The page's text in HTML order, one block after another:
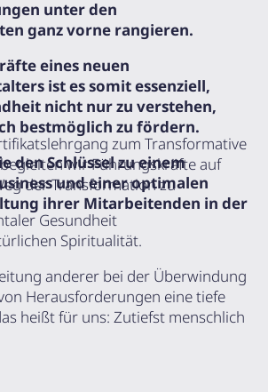
unter den
ganz vorne rangieren.
eines neuen
ist es somit essenziell,
nicht nur zu verstehen,
bestmöglich zu fördern.
den Schlüssel zu einem
und einer optimalen
ihrer Mitarbeitenden in der
zum Transformative
wir Führungskräfte auf
der Transformation zu
Gesundheit
Spiritualität.
anderer bei der Überwindung
Herausforderungen eine tiefe
heißt für uns: Zutiefst menschlich